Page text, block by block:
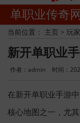
单职业传奇网
当前位置： 主页 > 玩
新开单职业
作者：admin 时间：
在新开单职业手游
核心地图之一，尤